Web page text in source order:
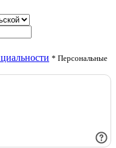
* Персональные